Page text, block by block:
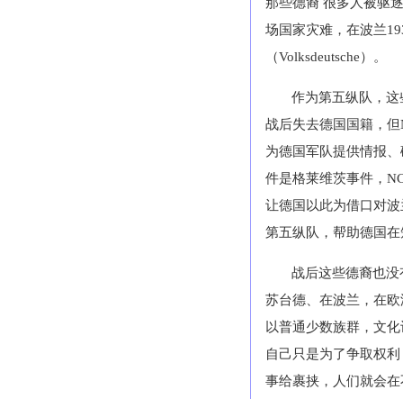
场国家灾难，在波兰
（Volksdeutsche）。
作为第五纵队，
战后失去德国国籍，但
为德国军队提供情报
件是格莱维茨事件，
让德国以此为借口对
第五纵队，帮助德国
战后这些德裔也
苏台德、在波兰，在
以普通少数族群，文
自己只是为了争取权
事给裹挟，人们就会